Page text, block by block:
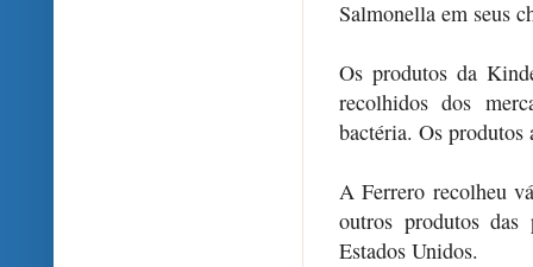
Salmonella em seus
Os produtos da
recolhidos dos
bactéria. Os
A Ferrero recolheu
outros produtos das
Estados Unidos.